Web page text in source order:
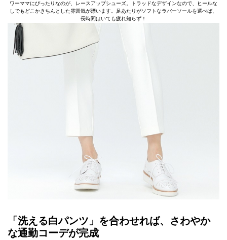
ワーママにぴったりなのが、レースアップシューズ。トラッドなデザインなので、ヒールな
しでもどこかきちんとした雰囲気が漂います。足あたりがソフトなラバーソールを選べば、
長時間はいても疲れ知らず！
「洗える白パンツ」を合わせれば、さわやか
な通勤コーデが完成